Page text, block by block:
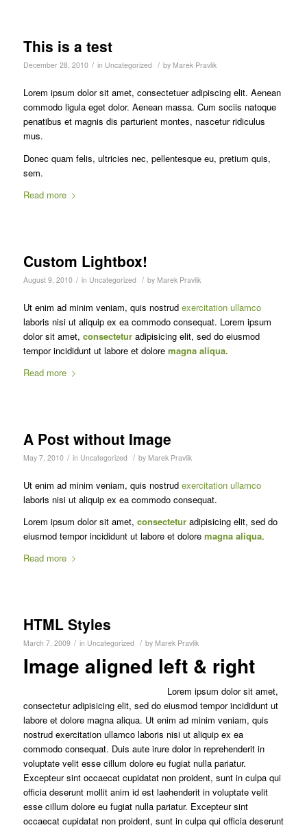
This is a test
December 28, 2010 / in Uncategorized / by Marek Pravlik
Lorem ipsum dolor sit amet, consectetuer adipiscing elit. Aenean
commodo ligula eget dolor. Aenean massa. Cum sociis natoque
penatibus et magnis dis parturient montes, nascetur ridiculus
mus.
Donec quam felis, ultricies nec, pellentesque eu, pretium quis,
sem.
Read more
Custom Lightbox!
August 9, 2010 / in Uncategorized / by Marek Pravlik
Ut enim ad minim veniam, quis nostrud exercitation ullamco
laboris nisi ut aliquip ex ea commodo consequat. Lorem ipsum
dolor sit amet, consecteturadipisicing elit, sed do eiusmod
tempor incididunt ut labore et dolore magna aliqua.
Read more
A Post without Image
May 7, 2010 / in Uncategorized / by Marek Pravlik
Ut enim ad minim veniam, quis nostrud exercitation ullamco
laboris nisi ut aliquip ex ea commodo consequat.
Lorem ipsum dolor sit amet, consecteturadipisicing elit, sed do
eiusmod tempor incididunt ut labore et dolore magna aliqua.
Read more
HTML Styles
March 7, 2009 / in Uncategorized / by Marek Pravlik
Image aligned left & right
Lorem ipsum dolor sit amet,
consectetur adipisicing elit, sed do eiusmod tempor incididunt ut
labore et dolore magna aliqua. Ut enim ad minim veniam, quis
nostrud exercitation ullamco laboris nisi ut aliquip ex ea
commodo consequat. Duis aute irure dolor in reprehenderit in
voluptate velit esse cillum dolore eu fugiat nulla pariatur.
Excepteur sint occaecat cupidatat non proident, sunt in culpa qui
officia deserunt mollit anim id est laehenderit in voluptate velit
esse cillum dolore eu fugiat nulla pariatur. Excepteur sint
occaecat cupidatat non proident, sunt in culpa qui officia deserunt